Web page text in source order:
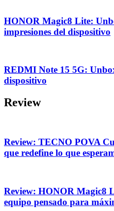
HONOR Magic8 Lite:
impresiones del dispositivo
REDMI Note 15 5G:
dispositivo
Review
Review: TECNO POVA
que redefine lo que
Review: HONOR Magic8
equipo pensado para